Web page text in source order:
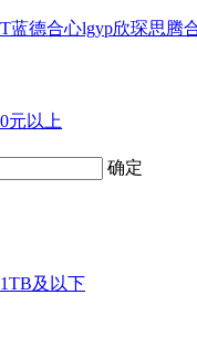
蓝德合心lgyp欣琛思腾
元以上
确定
1TB及以下